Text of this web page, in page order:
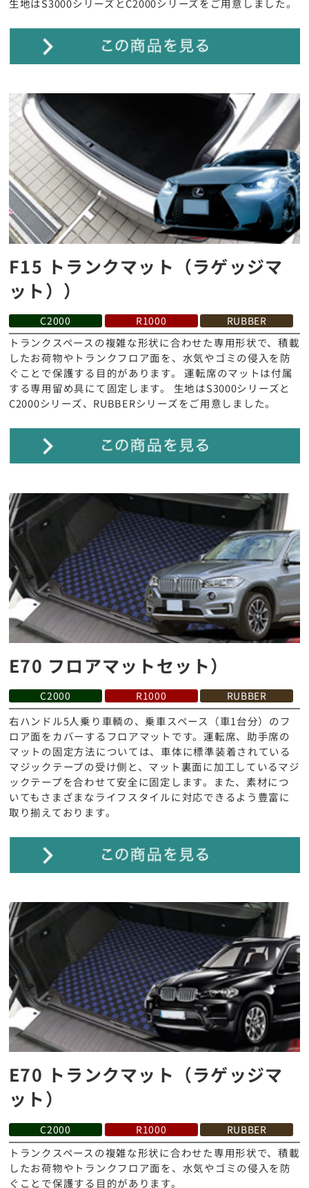
生地はS3000シリーズとC2000シリーズをご用意しました。
F15 トランクマット（ラゲッジマ
ット））
C2000 R1000 RUBBER
トランクスペースの複雑な形状に合わせた専用形状で、積載
したお荷物やトランクフロア面を、水気やゴミの侵入を防
ぐことで保護する目的があります。 運転席のマットは付属
する専用留め具にて固定します。 生地はS3000シリーズと
C2000シリーズ、RUBBERシリーズをご用意しました。
E70 フロアマットセット）
C2000 R1000 RUBBER
右ハンドル5人乗り車輌の、乗車スペース（車1台分）のフ
ロア面をカバーするフロアマットです。運転席、助手席の
マットの固定方法については、車体に標準装着されている
マジックテープの受け側と、マット裏面に加工しているマジ
ックテープを合わせて安全に固定します。また、素材につ
いてもさまざまなライフスタイルに対応できるよう豊富に
取り揃えております。
E70 トランクマット（ラゲッジマ
ット）
C2000 R1000 RUBBER
トランクスペースの複雑な形状に合わせた専用形状で、積載
したお荷物やトランクフロア面を、水気やゴミの侵入を防
ぐことで保護する目的があります。